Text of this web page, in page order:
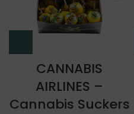
CANNABIS
AIRLINES –
Cannabis Suckers